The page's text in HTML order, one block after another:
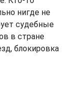
нигде не
судебные
в стране
блокировка